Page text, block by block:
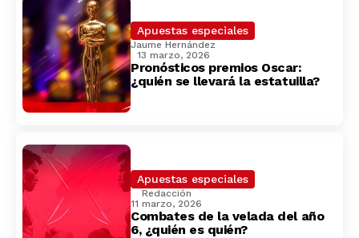
Apuestas especiales
Jaume Hernández
13 marzo, 2026
Pronósticos premios Oscar:
¿quién se llevará la estatuilla?
Apuestas especiales
Redacción
11 marzo, 2026
Combates de la velada del año
6, ¿quién es quién?